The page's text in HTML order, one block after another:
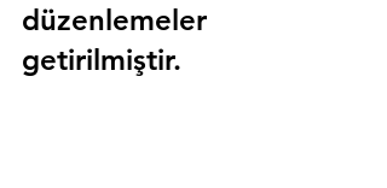
düzenlemeler
getirilmiştir.